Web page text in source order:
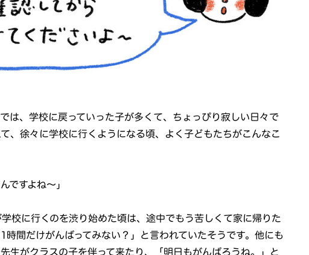
は、学校に戻っていった子が多くて、ちょっぴり寂しい日々で
、徐々に学校に行くようになる頃、よく子どもたちがこんなこ
ですよね～」
校に行くのを渋り始めた頃は、途中でもう苦しくて家に帰りた
時間だけがんばってみない？」と言われていたそうです。他にも
生がクラスの子を伴って来たり、「明日もがんばろうね。」と